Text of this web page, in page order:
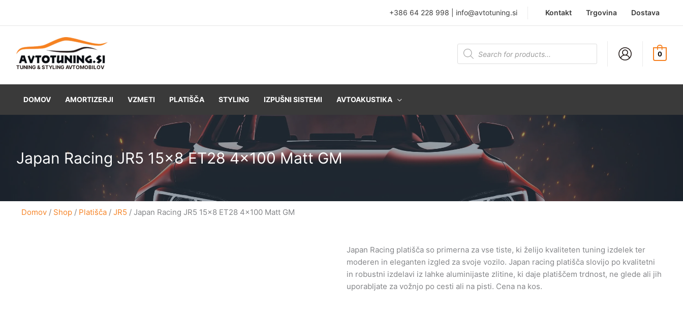
+386 64 228 998 info@avtotuning.si Kontakt Trgovina Dostava
TUNING & STYLING AVTOMOBILOV
Products
search 0
DOMOV AMORTIZERJI VZMETI PLATIŠČA STYLING IZPUŠNI SISTEMI AVTOAKUSTIKA
Japan Racing JR5 15×8 ET28 4×100 Matt GM
Domov / Shop / Platišča / JR5 / Japan Racing JR5 15×8 ET28 4×100 Matt GM
Japan Racing platišča so primerna za vse tiste, ki želijo kvaliteten tuning izdelek ter
moderen in eleganten izgled za svoje vozilo. Japan racing platišča slovijo po kvalitetni
in robustni izdelavi iz lahke aluminijaste zlitine, ki daje platiščem trdnost, ne glede ali jih
uporabljate za vožnjo po cesti ali na pisti. Cena na kos.